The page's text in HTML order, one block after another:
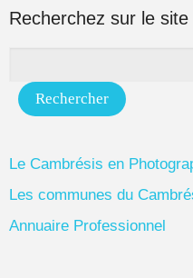
Recherchez sur le site
Le Cambrésis en
Les communes du
Annuaire Professionnel